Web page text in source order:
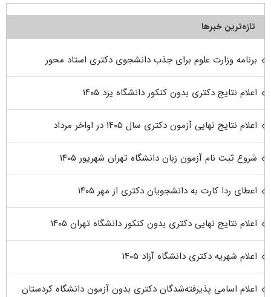
تازه‌ترین خبرها
برنامه وزارت علوم برای جذب دانشجوی دکتری استاد محور
اعلام نتایج دکتری بدون کنکور دانشگاه یزد ۱۴۰۵
اعلام نتایج نهایی آزمون دکتری سال ۱۴۰۵ در اواخر مرداد
شروع ثبت نام آزمون زبان دانشگاه تهران شهریور ۱۴۰۵
اعطای ردا کارت به دانشجویان دکتری از مهر ۱۴۰۵
اعلام نتایج نهایی دکتری بدون کنکور دانشگاه تهران ۱۴۰۵
اعلام شهریه دکتری دانشگاه آزاد ۱۴۰۵
اعلام اسامی پذیرفته‌شدگان دکتری بدون آزمون دانشگاه کردستان